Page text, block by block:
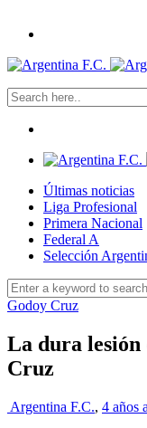
Últimas noticias
Liga Profesional
Primera Nacional
Federal A
Selección
Godoy Cruz
La dura lesión
Cruz
Argentina F.C., 4 años